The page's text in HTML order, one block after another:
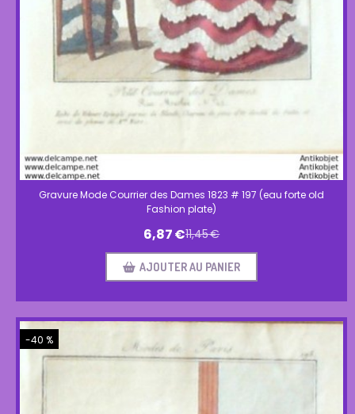
Gravure Mode Courrier des Dames 1823 # 197 (eau forte old
Fashion plate)
6,87€11,45€
AJOUTER AU PANIER
-40 %